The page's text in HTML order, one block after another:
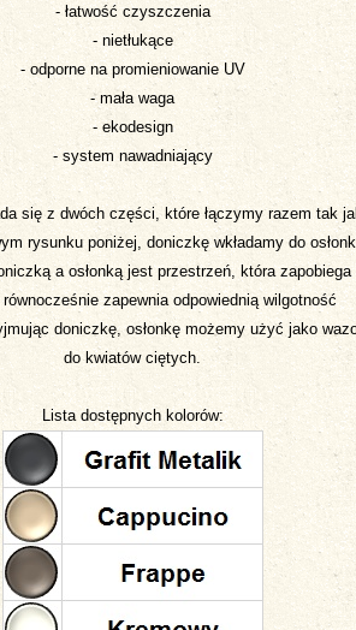
- łatwość czyszczenia
- nietłukące
- odporne na promieniowanie UV
- mała waga
- ekodesign
- system nawadniający
się z dwóch części, które łączymy razem tak
rysunku poniżej, doniczkę wkładamy do
a osłonką jest przestrzeń, która zapobiega
zapewnia odpowiednią wilgotność
doniczkę, osłonkę możemy użyć jako
do kwiatów ciętych.
Lista dostępnych kolorów: